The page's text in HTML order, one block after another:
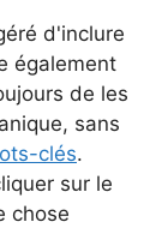
d'inclure
également
de les
sans
clés.
sur le
chose